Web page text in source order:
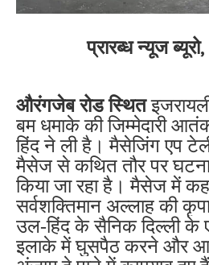
प्रारब्ध न्यूज
औरंगजेब रोड स्थित
बम धमाके की जिम्मेदारी
हिंद ने ली है। मैसेजिंग एप
मैसेज से कथित तौर पर घटना
किया जा रहा है। मैसेज में
सर्वशक्तिमान अल्लाह की
उल-हिंद के सैनिक दिल्ली के
इलाके में घुसपैठ करने और